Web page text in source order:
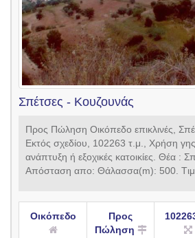
Σπέτσες - Κουζουνάς
Προς Πώληση Οικόπεδο επικλινές,
Εκτός σχεδίου, 102263 τ.μ., Xρήση
ανάπτυξη ή εξοχικές κατοικίες. Θέα :
Aπόσταση απο: Θάλασσα(m): 500.
Οικόπεδο
Προς
Πώληση